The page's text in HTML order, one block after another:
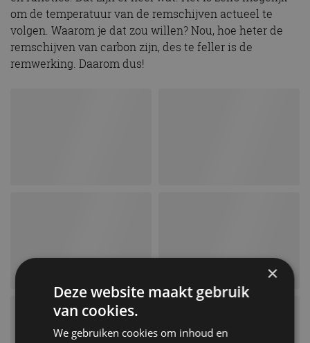
om de temperatuur van de remschijven actueel te
volgen. Waarom je dat zou willen? Nou, hoe heter de
remschijven van carbon zijn, des te feller is de
remwerking. Daarom dus!
×
Deze website maakt gebruik
van cookies.
We gebruiken cookies om inhoud en